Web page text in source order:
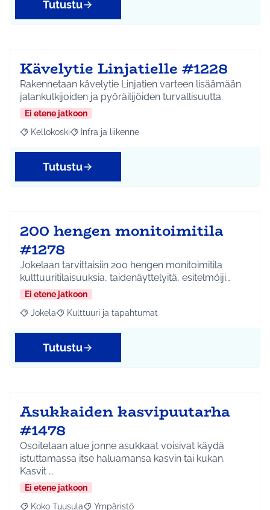
Tutustu
Kävelytie Linjatielle #1228
Rakennetaan kävelytie Linjatien varteen lisäämään
jalankulkijoiden ja pyöräilijöiden turvallisuutta.
Ei etene jatkoon
Rajaa tulokset aihepiirin mukaan: Kellokoski
Kellokoski Rajaa tulokset teeman mukaan: Infra ja liikenne
Infra ja liikenne
Tutustu
200 hengen monitoimitila
#1278
Jokelaan tarvittaisiin 200 hengen monitoimitila
kulttuuritilaisuuksia, taidenäyttelyitä, esitelmöiji…
Ei etene jatkoon
Rajaa tulokset aihepiirin mukaan: Jokela
Jokela Rajaa tulokset teeman mukaan: Kulttuuri ja
Kulttuuri ja tapahtumat
Tutustu
Asukkaiden kasvipuutarha
#1478
Osoitetaan alue jonne asukkaat voisivat käydä
istuttamassa itse haluamansa kasvin tai kukan.
Kasvit …
Ei etene jatkoon
Koko Tuusula Ympäristö